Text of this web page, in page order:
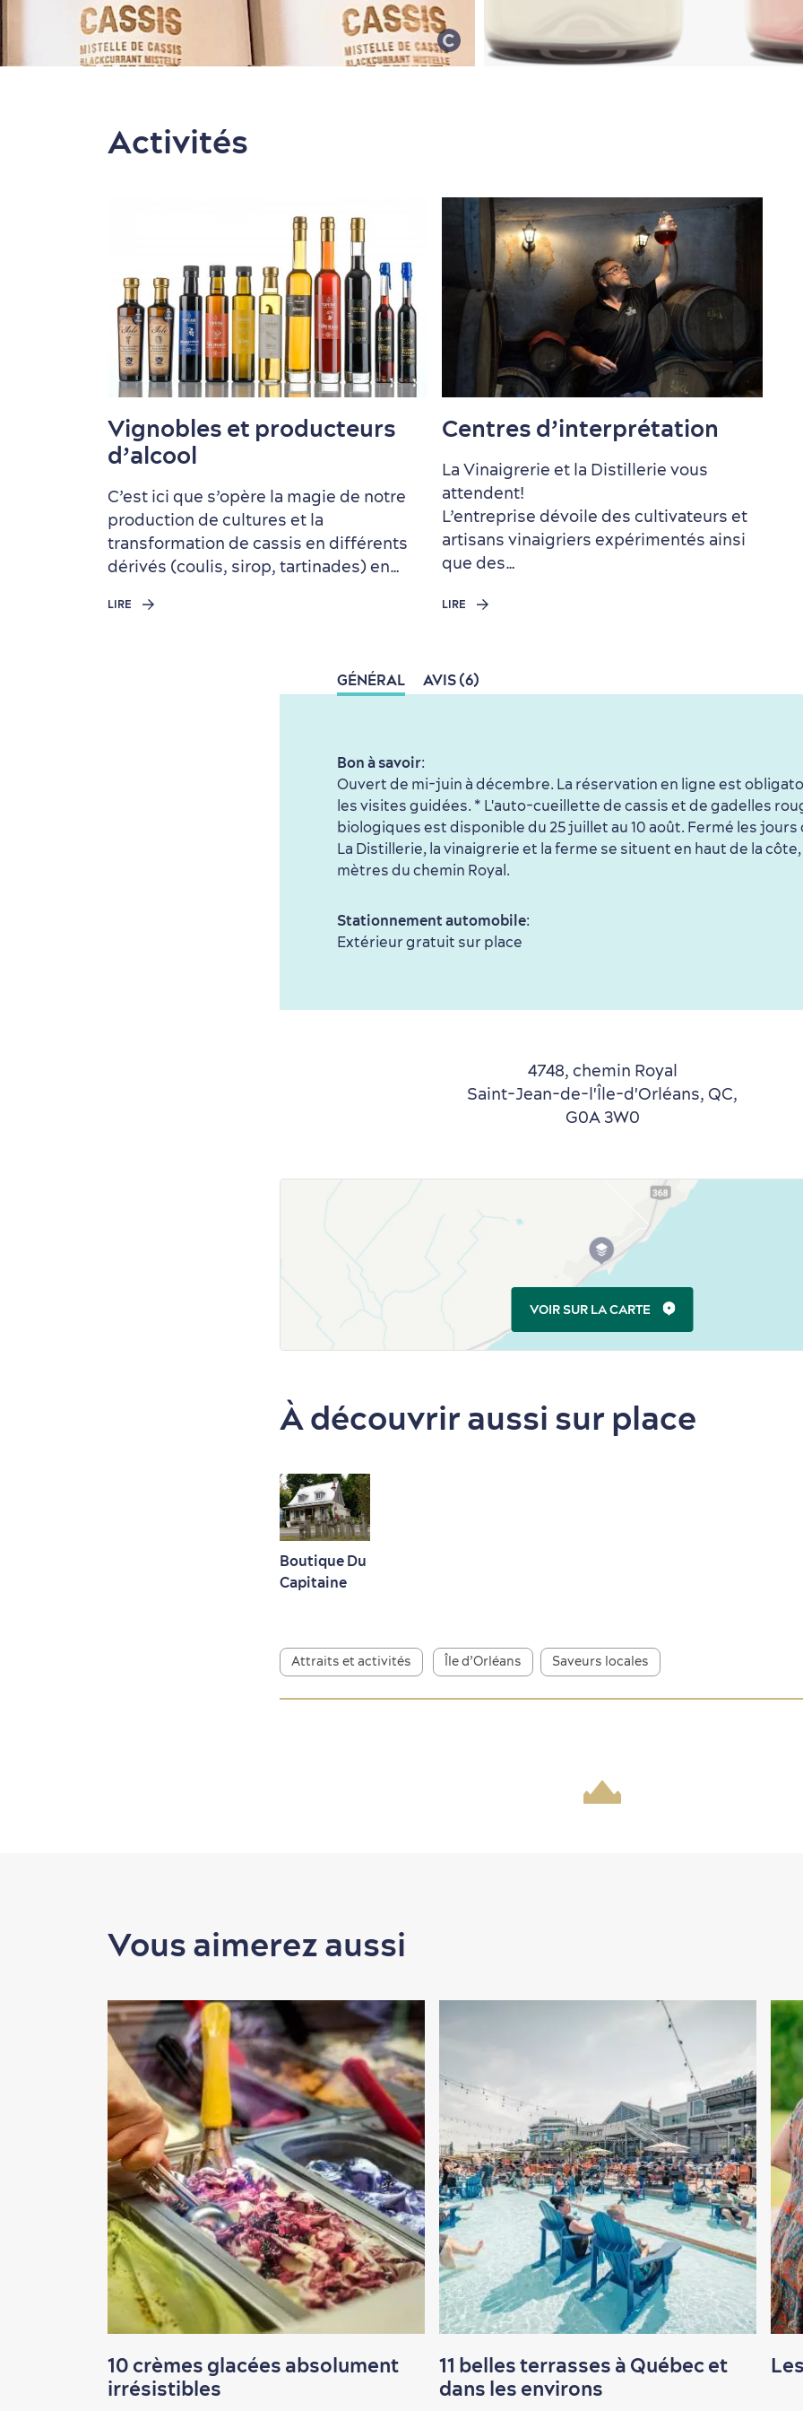
Activités
Vignobles et producteurs
d’alcool
C’est ici que s’opère la magie de notre
production de cultures et la
transformation de cassis en différents
dérivés (coulis, sirop, tartinades) en…
LIRE
Centres d’interprétation
La Vinaigrerie et la Distillerie vous
attendent!
L’entreprise dévoile des cultivateurs et
artisans vinaigriers expérimentés ainsi
que des…
LIRE
GÉNÉRAL AVIS (6)
Bon à savoir:
Ouvert de mi-juin à décembre. La réservation en ligne est
les visites guidées. * L'auto-cueillette de cassis et de gadelles
biologiques est disponible du 25 juillet au 10 août. Fermé les jours
La Distillerie, la vinaigrerie et la ferme se situent en haut de la côte,
mètres du chemin Royal.
Stationnement automobile:
Extérieur gratuit sur place
4748, chemin Royal
Saint-Jean-de-l'Île-d'Orléans, QC,
G0A 3W0
VOIR SUR LA CARTE
À découvrir aussi sur place
Boutique Du
Capitaine
Attraits et activités Île d’Orléans Saveurs locales
Vous aimerez aussi
10 crèmes glacées absolument
irrésistibles
11 belles terrasses à Québec et
dans les environs